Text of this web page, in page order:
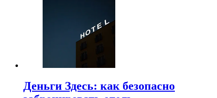
Деньги Здесь: как безопасно